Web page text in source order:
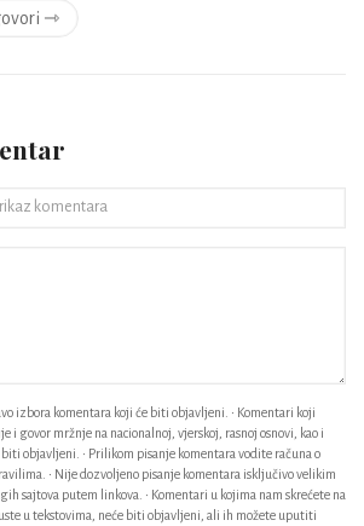
⇾
izbora komentara koji će biti objavljeni. • Komentari koji
i govor mržnje na nacionalnoj, vjerskoj, rasnoj osnovi, kao i
biti objavljeni. • Prilikom pisanje komentara vodite računa o
• Nije dozvoljeno pisanje komentara isključivo velikim
sajtova putem linkova. • Komentari u kojima nam skrećete na
u tekstovima, neće biti objavljeni, ali ih možete uputiti